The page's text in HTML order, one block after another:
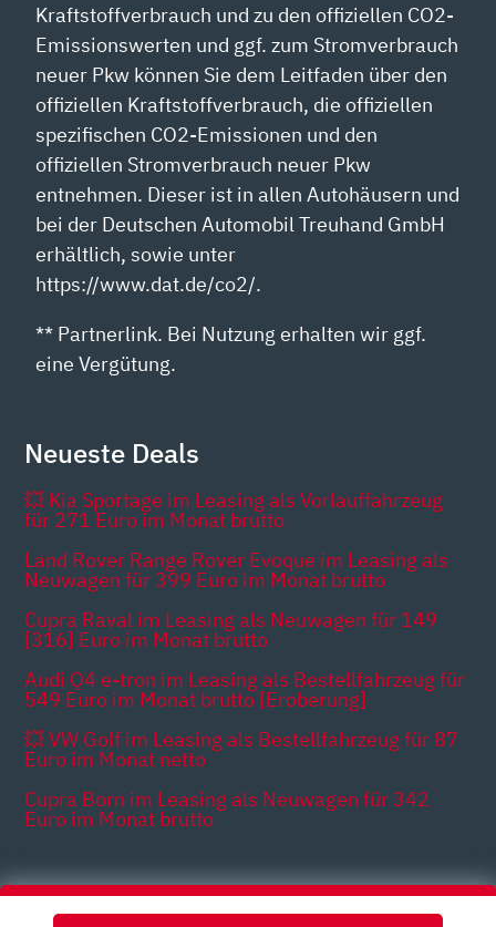
Kraftstoffverbrauch und zu den offiziellen CO2-
Emissionswerten und ggf. zum Stromverbrauch
neuer Pkw können Sie dem Leitfaden über den
offiziellen Kraftstoffverbrauch, die offiziellen
spezifischen CO2-Emissionen und den
offiziellen Stromverbrauch neuer Pkw
entnehmen. Dieser ist in allen Autohäusern und
bei der Deutschen Automobil Treuhand GmbH
erhältlich, sowie unter
https://www.dat.de/co2/.
** Partnerlink. Bei Nutzung erhalten wir ggf.
eine Vergütung.
Neueste Deals
💥 Kia Sportage im Leasing als Vorlauffahrzeug
für 271 Euro im Monat brutto
Land Rover Range Rover Evoque im Leasing als
Neuwagen für 399 Euro im Monat brutto
Cupra Raval im Leasing als Neuwagen für 149
[316] Euro im Monat brutto
Audi Q4 e-tron im Leasing als Bestellfahrzeug für
549 Euro im Monat brutto [Eroberung]
💥 VW Golf im Leasing als Bestellfahrzeug für 87
Euro im Monat netto
Cupra Born im Leasing als Neuwagen für 342
Euro im Monat brutto